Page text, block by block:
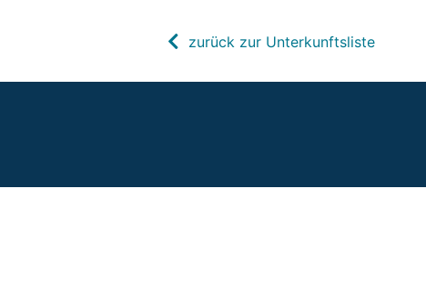
zurück zur Unterkunftsliste